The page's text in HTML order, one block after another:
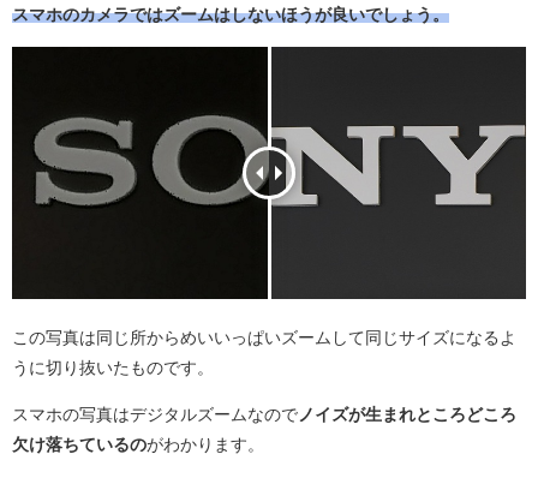
スマホのカメラではズームはしないほうが良いでしょう。
この写真は同じ所からめいいっぱいズームして同じサイズになるよ
うに切り抜いたものです。
スマホの写真はデジタルズームなので ノイズが生まれところどころ
欠け落ちているのがわかります。